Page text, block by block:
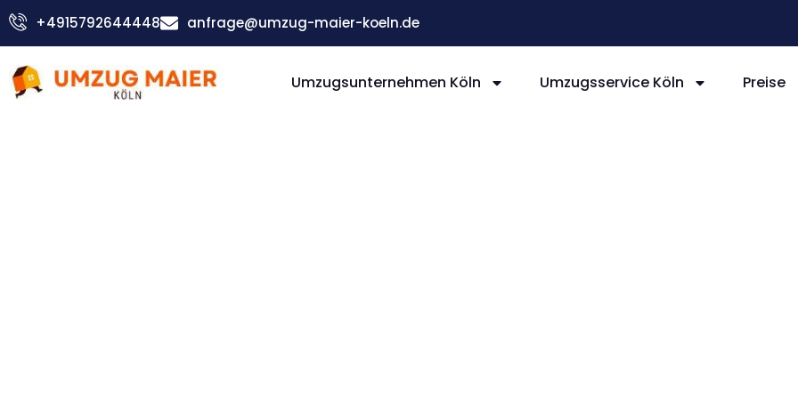
Zum
Inhalt
+4915792644448 anfrage@umzug-maier-koeln.de
Umzugsunternehmen Köln Umzugsservice Köln Preise